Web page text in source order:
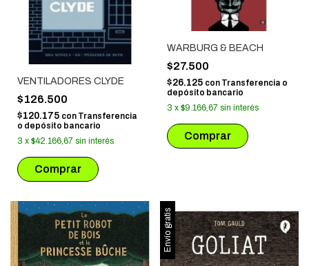
VENTILADORES CLYDE
$126.500
$120.175 con Transferencia
o depósito bancario
3 x $42.166,67 sin interés
WARBURG & BEACH
$27.500
$26.125 con Transferencia o
depósito bancario
3 x $9.166,67 sin interés
Envío gratis